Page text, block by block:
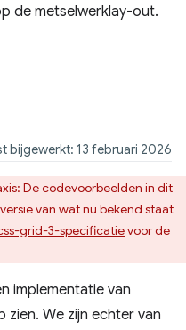
de metselwerklay-out.
bijgewerkt: 13 februari 2026
De codevoorbeelden in dit
van wat nu bekend staat
grid-3-specificatievoor de
implementatie van
We zijn echter van